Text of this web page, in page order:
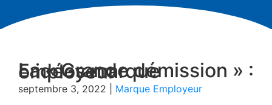
La « Grande démission » : 5 idées marque employeur
septembre 3, 2022
Marque Employeur